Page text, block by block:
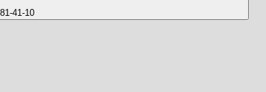
41-10